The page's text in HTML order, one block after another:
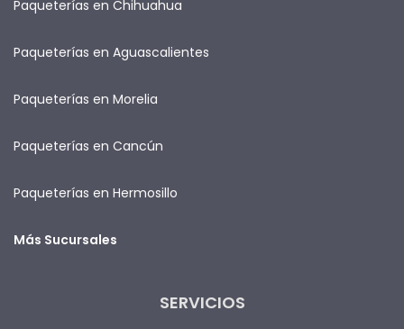
Paqueterías en Chihuahua
Paqueterías en Aguascalientes
Paqueterías en Morelia
Paqueterías en Cancún
Paqueterías en Hermosillo
Más Sucursales
SERVICIOS